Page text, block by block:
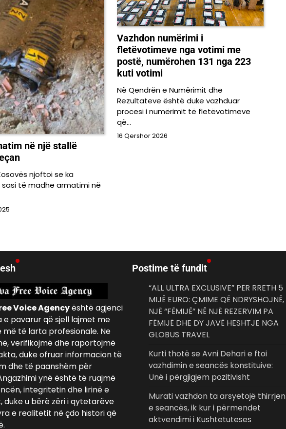
në një stallë
njoftoi se ka
sasi të madhe armatimi në
Vazhdon numërimi i
fletëvotimeve nga votimi me
postë, numërohen 131 nga 223
kuti votimi
Në Qendrën e Numërimit dhe
Rezultateve është duke vazhduar
procesi i numërimit të fletëvotimeve
që…
16 Qershor 2026
Voice Agencyështë agjenci
e pavarur që sjell lajmet me
më të larta profesionale. Ne
verifikojmë dhe raportojmë
duke ofruar informacion të
dhe të paanshëm për
ynë është të ruajmë
integritetin dhe lirinë e
duke u bërë zëri i qytetarëve
e realitetit në çdo histori që
Postime të fundit
“ALL ULTRA EXCLUSIVE” PËR RRETH 5
MIJË EURO: ÇMIME QË NDRYSHOJNË,
NJË “FËMIJË” NË NJË REZERVIM PA
FËMIJË DHE DY JAVË HESHTJE NGA
GLOBUS TRAVEL
Kurti thotë se Avni Dehari e ftoi
vazhdimin e seancës konstituive:
Unë i përgjigjem pozitivisht
Murati vazhdon ta arsyetojë thirrjen
e seancës, ik kur i përmendet
aktvendimi i Kushtetuteses